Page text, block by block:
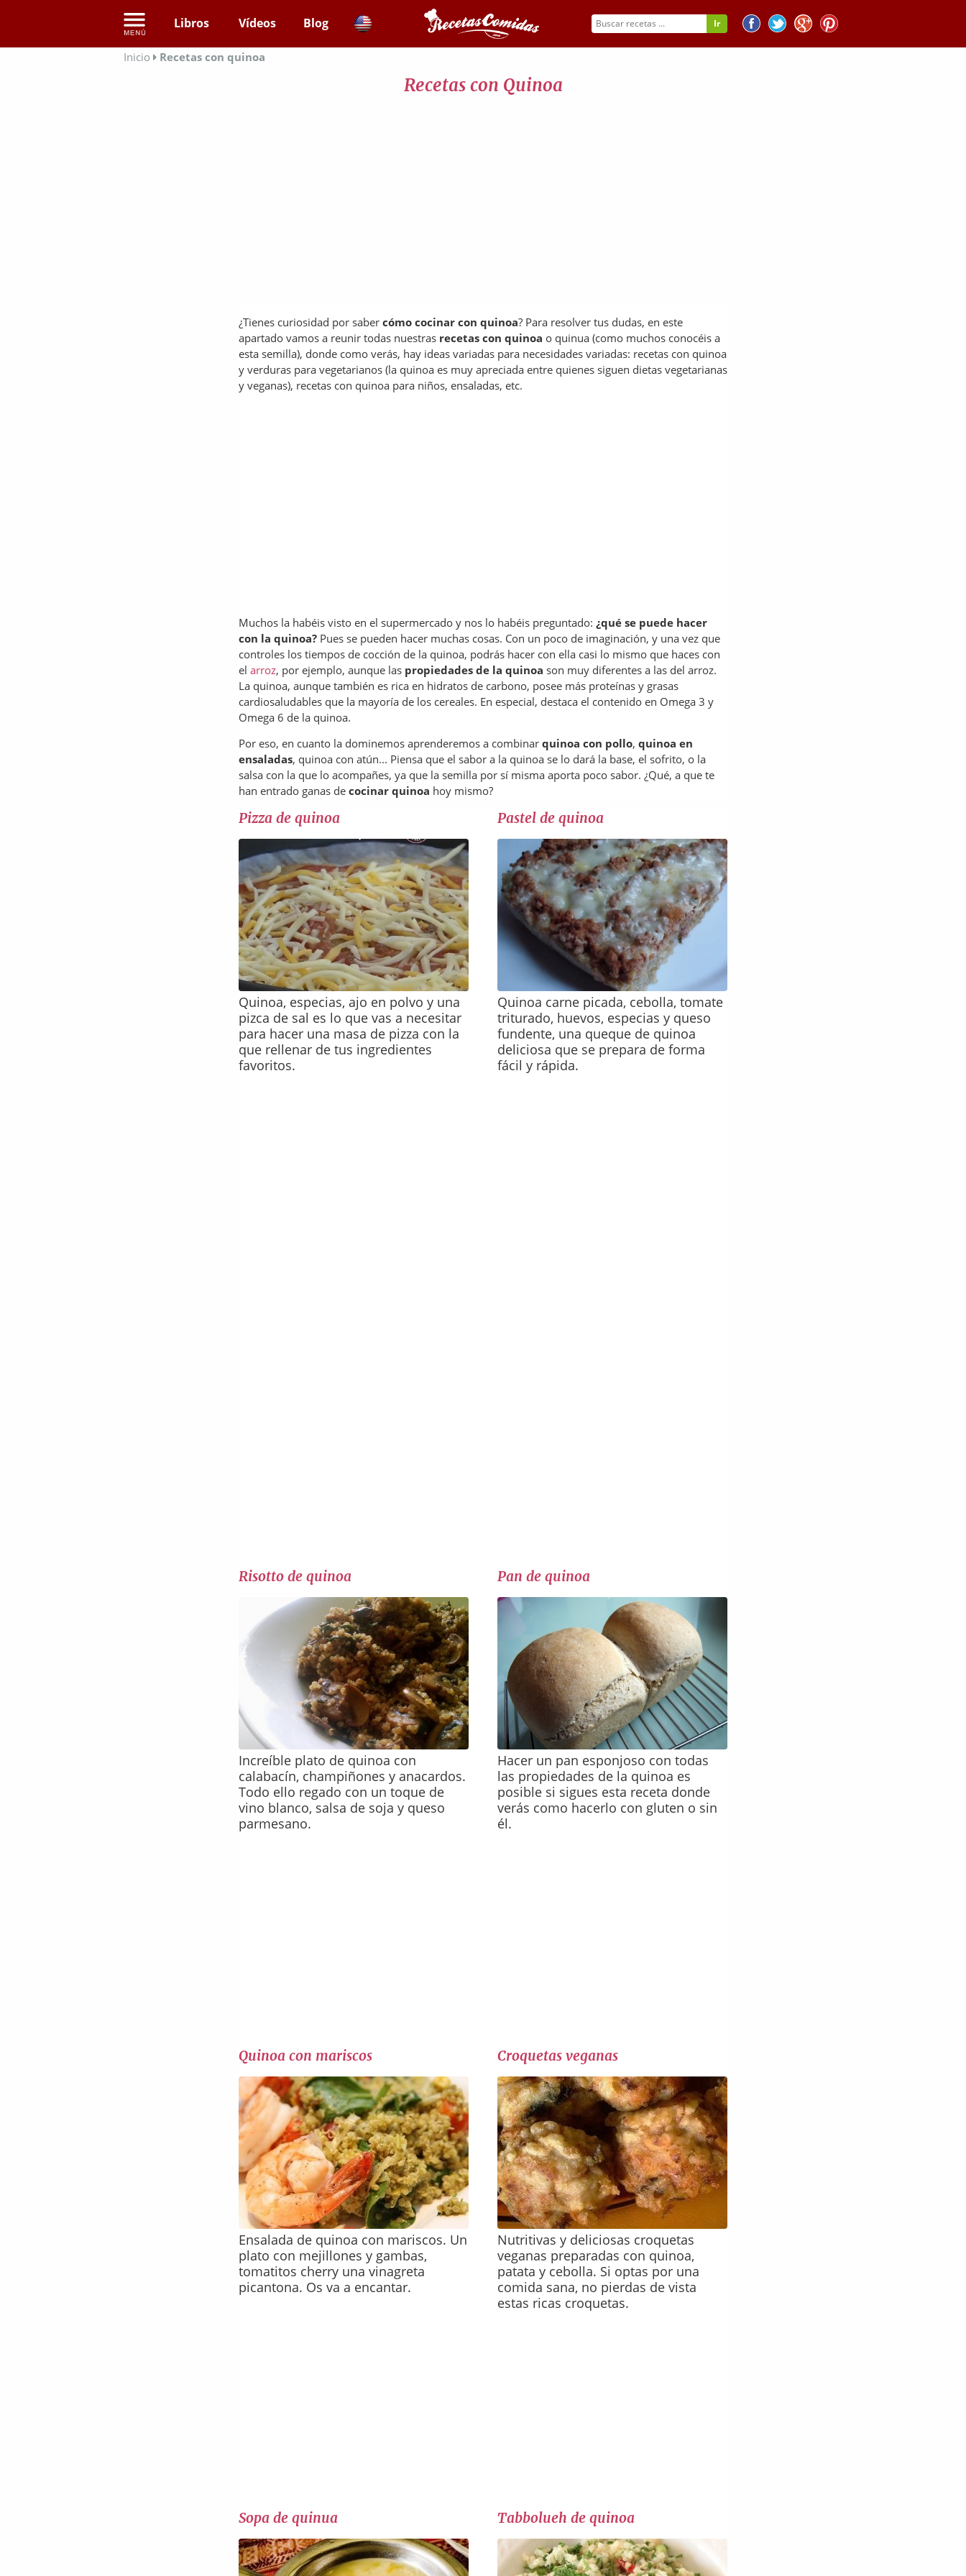
Libros Vídeos Blog
Inicio Recetas con quinoa
Recetas con Quinoa
¿Tienes curiosidad por saber cómo cocinar con quinoa? Para resolver tus dudas, en este
apartado vamos a reunir todas nuestras recetas con quinoa o quinua (como muchos conocéis a
esta semilla), donde como verás, hay ideas variadas para necesidades variadas: recetas con quinoa
y verduras para vegetarianos (la quinoa es muy apreciada entre quienes siguen dietas vegetarianas
y veganas), recetas con quinoa para niños, ensaladas, etc.
Muchos la habéis visto en el supermercado y nos lo habéis preguntado: ¿qué se puede hacer
con la quinoa? Pues se pueden hacer muchas cosas. Con un poco de imaginación, y una vez que
controles los tiempos de cocción de la quinoa, podrás hacer con ella casi lo mismo que haces con
el arroz, por ejemplo, aunque las propiedades de la quinoa son muy diferentes a las del arroz.
La quinoa, aunque también es rica en hidratos de carbono, posee más proteínas y grasas
cardiosaludables que la mayoría de los cereales. En especial, destaca el contenido en Omega 3 y
Omega 6 de la quinoa.
Por eso, en cuanto la dominemos aprenderemos a combinar quinoa con pollo, quinoa en
ensaladas, quinoa con atún... Piensa que el sabor a la quinoa se lo dará la base, el sofrito, o la
salsa con la que lo acompañes, ya que la semilla por sí misma aporta poco sabor. ¿Qué, a que te
han entrado ganas de cocinar quinoa hoy mismo?
Pizza de quinoa
Quinoa, especias, ajo en polvo y una
pizca de sal es lo que vas a necesitar
para hacer una masa de pizza con la
que rellenar de tus ingredientes
favoritos.
Pastel de quinoa
Quinoa carne picada, cebolla, tomate
triturado, huevos, especias y queso
fundente, una queque de quinoa
deliciosa que se prepara de forma
fácil y rápida.
Risotto de quinoa
Increíble plato de quinoa con
calabacín, champiñones y anacardos.
Todo ello regado con un toque de
vino blanco, salsa de soja y queso
parmesano.
Pan de quinoa
Hacer un pan esponjoso con todas
las propiedades de la quinoa es
posible si sigues esta receta donde
verás como hacerlo con gluten o sin
él.
Quinoa con mariscos
Ensalada de quinoa con mariscos. Un
plato con mejillones y gambas,
tomatitos cherry una vinagreta
picantona. Os va a encantar.
Croquetas veganas
Nutritivas y deliciosas croquetas
veganas preparadas con quinoa,
patata y cebolla. Si optas por una
comida sana, no pierdas de vista
estas ricas croquetas.
Sopa de quinua Tabbolueh de quinoa